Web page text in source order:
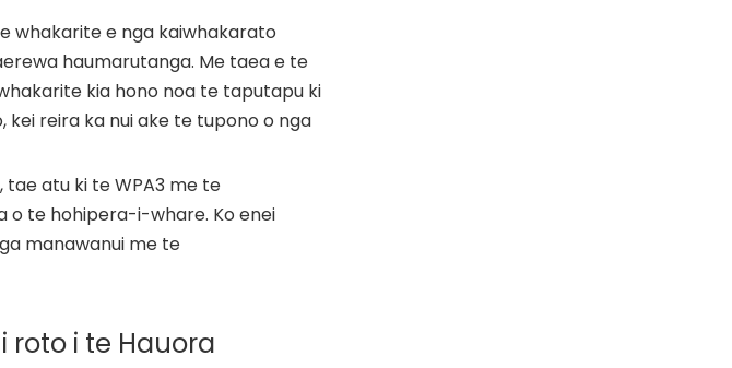
whakarite e nga kaiwhakarato
haumarutanga. Me taea e te
kia hono noa te taputapu ki
kei reira ka nui ake te tupono o nga
tae atu ki te WPA3 me te
o te hohipera-i-whare. Ko enei
manawanui me te
roto i te Hauora